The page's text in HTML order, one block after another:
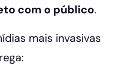
com o público.
mais invasivas